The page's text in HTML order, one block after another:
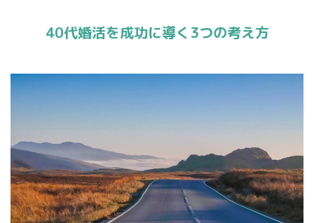
40代婚活を成功に導く3つの考え方